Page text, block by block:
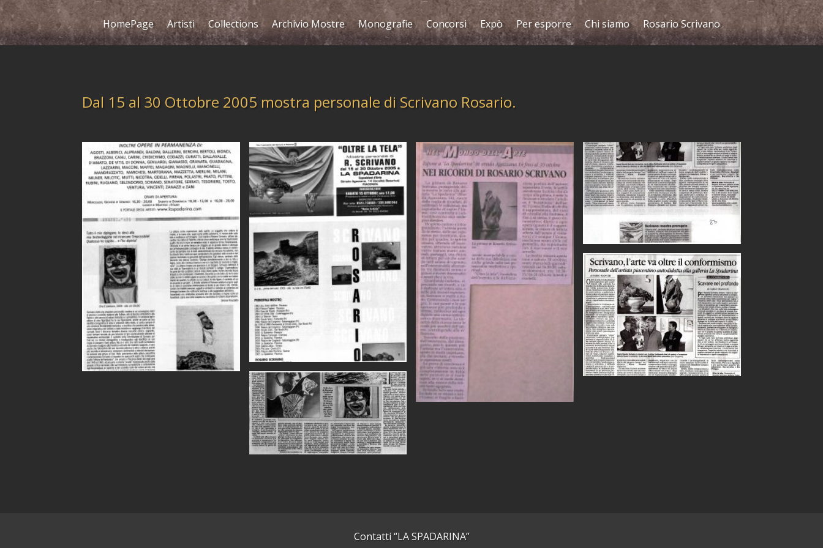
HomePage Artisti Collections Archivio Mostre Monografie Concorsi Expò Per esporre Chi siamo Rosario Scrivano
Dal 15 al 30 Ottobre 2005 mostra personale di Scrivano Rosario.
Contatti “LA SPADARINA”